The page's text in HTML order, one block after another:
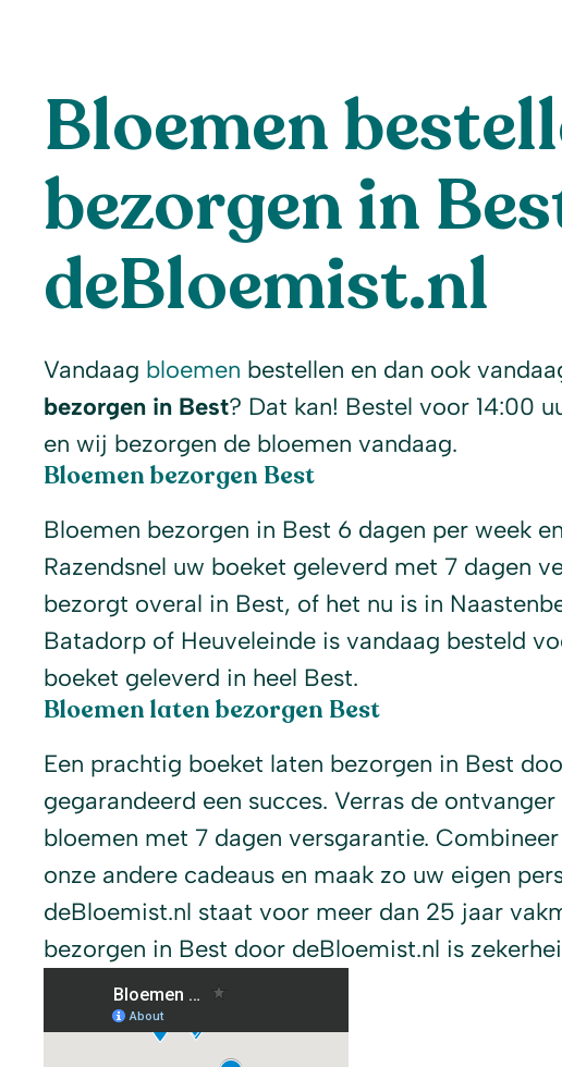
Bloemen
bezorgen in
deBloemist.nl
Vandaag bloemen bestellen en dan ook
bezorgen in Best? Dat kan! Bestel voor 14:00
en wij bezorgen de bloemen vandaag.
Bloemen bezorgen Best
Bloemen bezorgen in Best 6 dagen per week
Razendsnel uw boeket geleverd met 7 dagen
bezorgt overal in Best, of het nu is in
Batadorp of Heuveleinde is vandaag besteld
boeket geleverd in heel Best.
Bloemen laten bezorgen Best
Een prachtig boeket laten bezorgen in Best
gegarandeerd een succes. Verras de
bloemen met 7 dagen versgarantie.
onze andere cadeaus en maak zo uw eigen
deBloemist.nl staat voor meer dan 25 jaar
bezorgen in Best door deBloemist.nl is